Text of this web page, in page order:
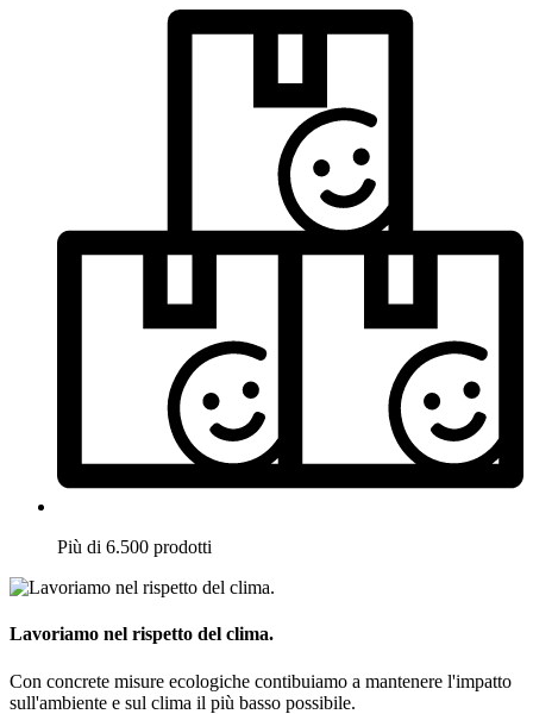
Più di 6.500 prodotti
Lavoriamo nel rispetto del clima.
Con concrete misure ecologiche contibuiamo a mantenere l'impatto
sull'ambiente e sul clima il più basso possibile.